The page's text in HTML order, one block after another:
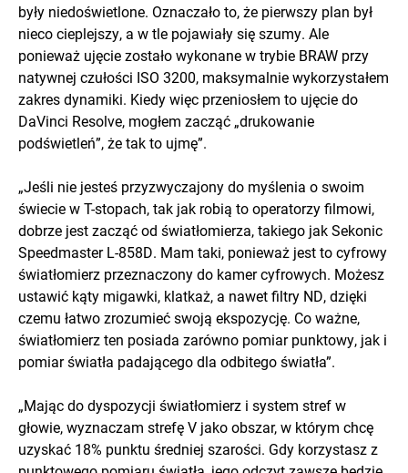
były niedoświetlone. Oznaczało to, że pierwszy plan był
nieco cieplejszy, a w tle pojawiały się szumy. Ale
ponieważ ujęcie zostało wykonane w trybie BRAW przy
natywnej czułości ISO 3200, maksymalnie wykorzystałem
zakres dynamiki. Kiedy więc przeniosłem to ujęcie do
DaVinci Resolve, mogłem zacząć „drukowanie
podświetleń”, że tak to ujmę”.
„Jeśli nie jesteś przyzwyczajony do myślenia o swoim
świecie w T-stopach, tak jak robią to operatorzy filmowi,
dobrze jest zacząć od światłomierza, takiego jak Sekonic
Speedmaster L-858D. Mam taki, ponieważ jest to cyfrowy
światłomierz przeznaczony do kamer cyfrowych. Możesz
ustawić kąty migawki, klatkaż, a nawet filtry ND, dzięki
czemu łatwo zrozumieć swoją ekspozycję. Co ważne,
światłomierz ten posiada zarówno pomiar punktowy, jak i
pomiar światła padającego dla odbitego światła”.
„Mając do dyspozycji światłomierz i system stref w
głowie, wyznaczam strefę V jako obszar, w którym chcę
uzyskać 18% punktu średniej szarości. Gdy korzystasz z